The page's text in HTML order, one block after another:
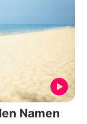
Namen